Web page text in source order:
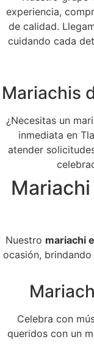
experiencia,
de calidad.
cuidando cada
Mariachis
¿Necesitas un
inmediata en
atender
Nuestro mariachi
ocasión,
Celebra con
queridos con un